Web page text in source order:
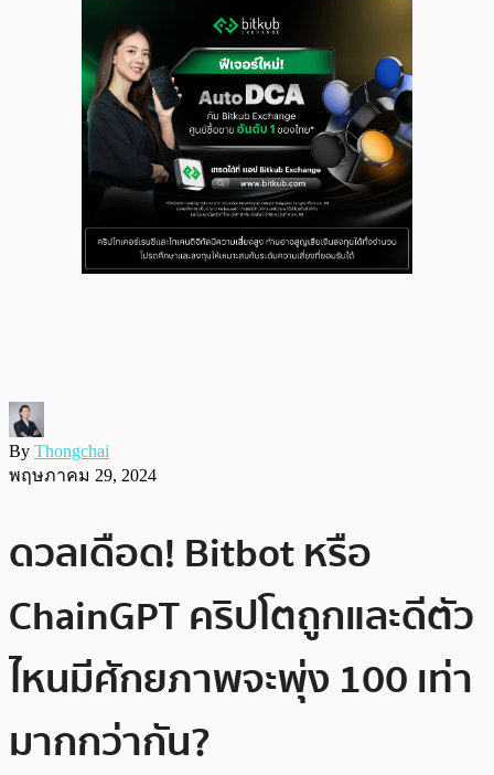
By Thongchai
พฤษภาคม 29, 2024
ดวลเดือด! Bitbot หรือ
ChainGPT คริปโตถูกและดีตัว
ไหนมีศักยภาพจะพุ่ง 100 เท่า
มากกว่ากัน?